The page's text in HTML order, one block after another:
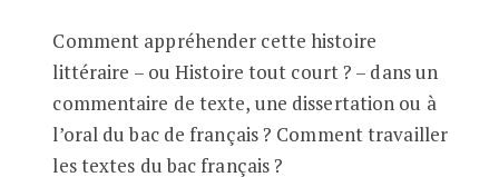
Comment appréhender cette histoire
littéraire – ou Histoire tout court ? – dans un
commentaire de texte, une dissertation ou à
l’oral du bac de français ? Comment travailler
les textes du bac français ?